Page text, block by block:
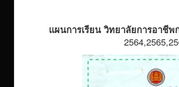
แผนการเรียน วิทยาลัยการอาชี